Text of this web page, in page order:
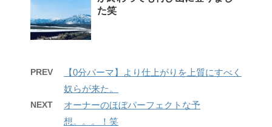
た笑
PREV
【0分パーマ】より仕上がりを上質にすべく
奴らが来た。
NEXT
オーナーのほぼパーフェクトな予
想。。。！笑